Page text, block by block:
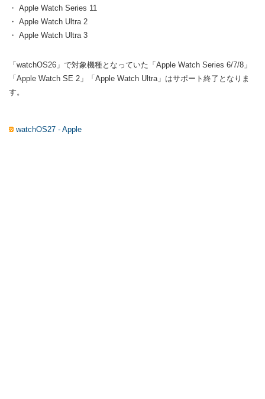
・ Apple Watch Series 11
・ Apple Watch Ultra 2
・ Apple Watch Ultra 3
「watchOS26」で対象機種となっていた「Apple Watch Series 6/7/8」
「Apple Watch SE 2」「Apple Watch Ultra」はサポート終了となりま
す。
watchOS27 - Apple